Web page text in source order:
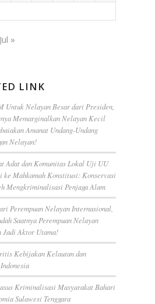
Jul »
LINK
Untuk Nelayan Besar dari Presiden,
Memarginalkan Nelayan Kecil
Amanat Undang-Undang
Nelayan!
Adat dan Komunitas Lokal Uji UU
ke Mahkamah Konstitusi: Konservasi
Mengkriminalisasi Penjaga Alam
Perempuan Nelayan Internasional,
Saatnya Perempuan Nelayan
Jadi Aktor Utama!
Kebijakan Kelautan dan
Kriminalisasi Masyarakat Bahari
Sulawesi Tenggara